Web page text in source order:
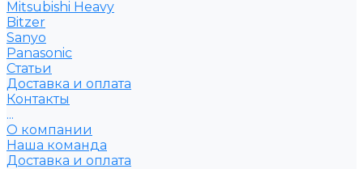
Mitsubishi Heavy
Bitzer
Sanyo
Рanasonic
Статьи
Доставка и оплата
Контакты
...
О компании
Наша команда
Доставка и оплата